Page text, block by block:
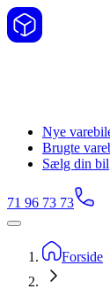
Nye
Brugte
Sælg din bil
71 96 73 73
Forside